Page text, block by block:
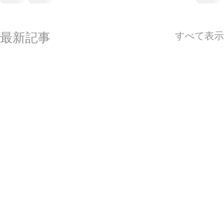
最新記事 すべて表示